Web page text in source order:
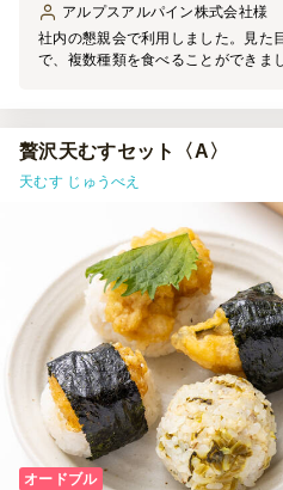
アルプスアルパイン株式会社様
社内の懇親会で利用しました。見た
で、複数種類を食べることができま
ているのもありがたかったです。少
バーに差し入れするのに、運びやす
お寿司よりも食べやすいとも感じ
と思います。
贅沢天むすセット〈A〉
天むす じゅうべえ
オードブル